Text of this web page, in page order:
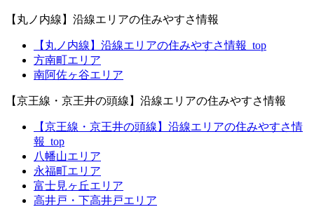
【丸ノ内線】沿線エリアの住みやすさ情報
【丸ノ内線】沿線エリアの住みやすさ情報_top
方南町エリア
南阿佐ヶ谷エリア
【京王線・京王井の頭線】沿線エリアの住みやすさ情報
【京王線・京王井の頭線】沿線エリアの住みやすさ情
報_top
八幡山エリア
永福町エリア
富士見ヶ丘エリア
高井戸・下高井戸エリア